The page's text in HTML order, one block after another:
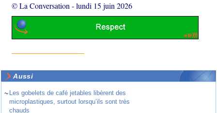
© La Conversation -lundi 15 juin 2026
Aussi
~ Les gobelets de café jetables libèrent des
microplastiques, surtout lorsqu’ils sont très
chauds